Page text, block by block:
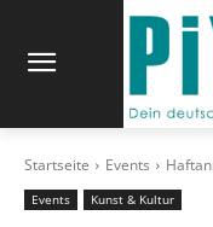
Startseite Events
Events Kunst & Kultur